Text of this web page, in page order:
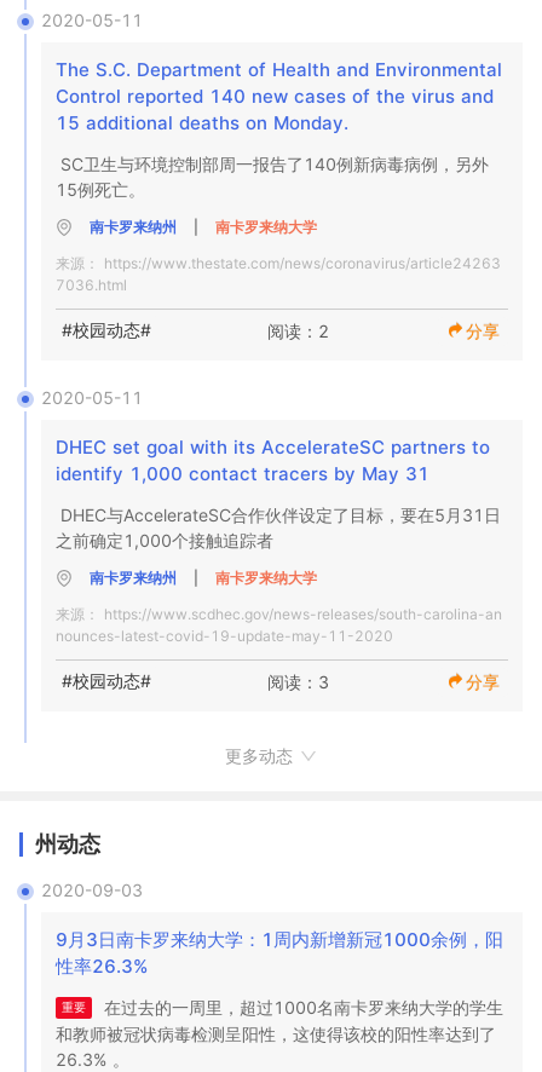
2020-05-11
The S.C. Department of Health and Environmental
Control reported 140 new cases of the virus and
15 additional deaths on Monday.
SC卫生与环境控制部周一报告了140例新病毒病例，另外
15例死亡。
南卡罗来纳州
南卡罗来纳大学
来源： https://www.thestate.com/news/coronavirus/article24263
7036.html
#校园动态# 阅读：2 分享
2020-05-11
DHEC set goal with its AccelerateSC partners to
identify 1,000 contact tracers by May 31
DHEC与AccelerateSC合作伙伴设定了目标，要在5月31日
之前确定1,000个接触追踪者
南卡罗来纳州
南卡罗来纳大学
来源： https://www.scdhec.gov/news-releases/south-carolina-an
nounces-latest-covid-19-update-may-11-2020
#校园动态# 阅读：3 分享
更多动态
州动态
2020-09-03
9月3日南卡罗来纳大学：1周内新增新冠1000余例，阳
性率26.3%
重要
在过去的一周里，超过1000名南卡罗来纳大学的学生
和教师被冠状病毒检测呈阳性，这使得该校的阳性率达到了
26.3% 。